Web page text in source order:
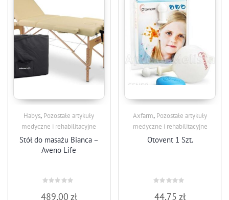
Habys, Pozostałe artykuły
medyczne i rehabilitacyjne
Stół do masażu Bianca –
Aveno Life
0
489,00 zł
Axfarm, Pozostałe artykuły
medyczne i rehabilitacyjne
Otovent 1 Szt.
0
44,75zł